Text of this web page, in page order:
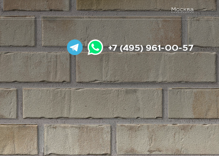
Москва
+7 (495) 961-00-57